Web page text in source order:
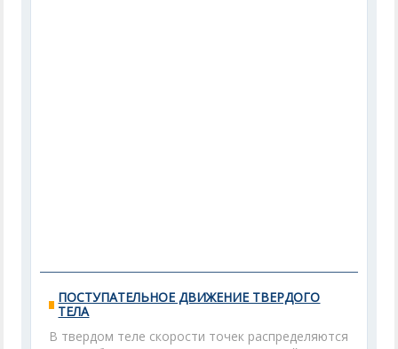
ПОСТУПАТЕЛЬНОЕ ДВИЖЕНИЕ ТВЕРДОГО
ТЕЛА
В твердом теле скорости точек распределяются